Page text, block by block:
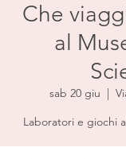
Che
al
sab 20 giu
  |
Laboratori e giochi